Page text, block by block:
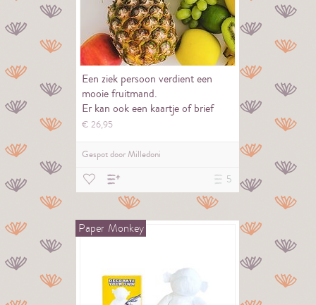
Een ziek persoon verdient een
mooie fruitmand.
Er kan ook een kaartje of brief
worden meegestuurd.
€26,95
Gespot doorMilledoni
5
Paper Monkey